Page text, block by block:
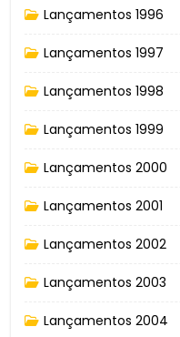
Lançamentos 1996
Lançamentos 1997
Lançamentos 1998
Lançamentos 1999
Lançamentos 2000
Lançamentos 2001
Lançamentos 2002
Lançamentos 2003
Lançamentos 2004